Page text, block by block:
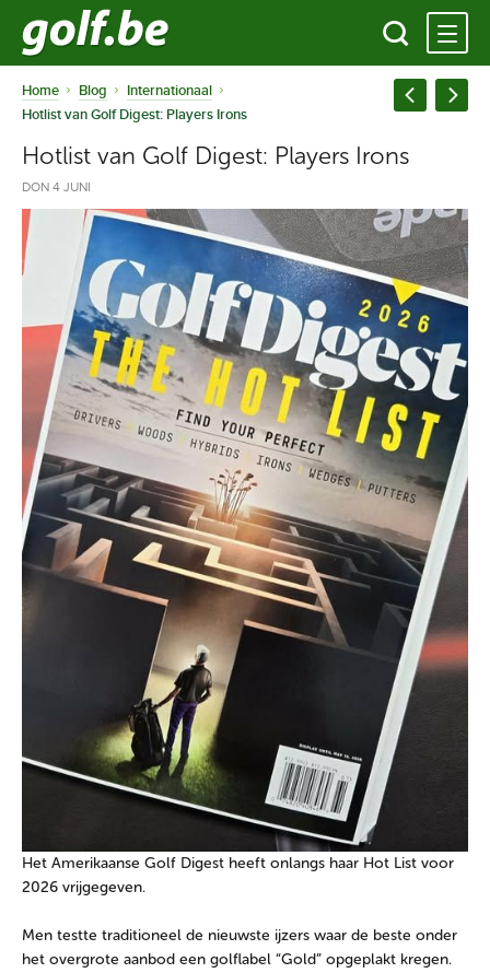
Home Blog
Internationaal
Hotlist van Golf Digest: Players Irons
Hotlist van Golf Digest: Players Irons
DON 4 JUNI
Het Amerikaanse Golf Digest heeft onlangs haar Hot List voor
2026 vrijgegeven.
Men testte traditioneel de nieuwste ijzers waar de beste onder
het overgrote aanbod een golflabel “Gold” opgeplakt kregen.